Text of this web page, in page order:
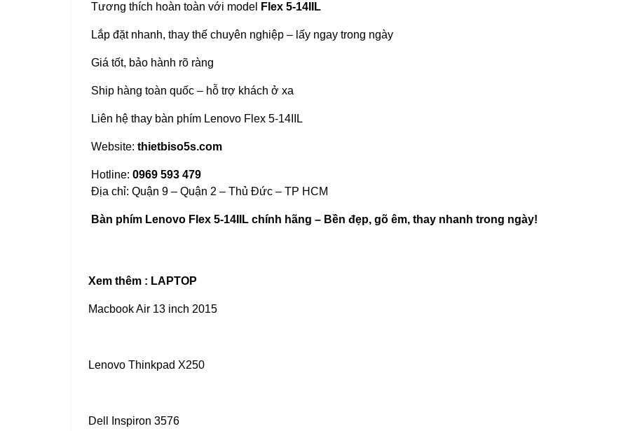
Tương thích hoàn toàn với model Flex 5-14IIL
Lắp đặt nhanh, thay thế chuyên nghiệp – lấy ngay trong ngày
Giá tốt, bảo hành rõ ràng
Ship hàng toàn quốc – hỗ trợ khách ở xa
Liên hệ thay bàn phím Lenovo Flex 5-14IIL
Website: thietbiso5s.com
Hotline: 0969 593 479
Địa chỉ: Quận 9 – Quận 2 – Thủ Đức – TP HCM
Bàn phím Lenovo Flex 5-14IIL chính hãng – Bền đẹp, gõ êm, thay nhanh trong ngày!
Xem thêm : LAPTOP
Macbook Air 13 inch 2015
Lenovo Thinkpad X250
Dell Inspiron 3576